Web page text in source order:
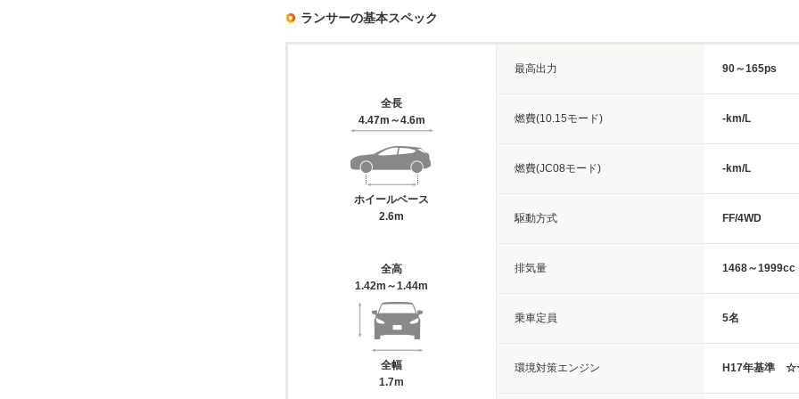
ランサーの基本スペック
全長
4.47m～4.6m
ホイールベース
2.6m
全高
1.42m～1.44m
全幅
1.7m
最高出力 90～165ps
燃費(10.15モード) -km/L
燃費(JC08モード) -km/L
駆動方式 FF/4WD
排気量 1468～1999cc
乗車定員 5名
環境対策エンジン H17年基準